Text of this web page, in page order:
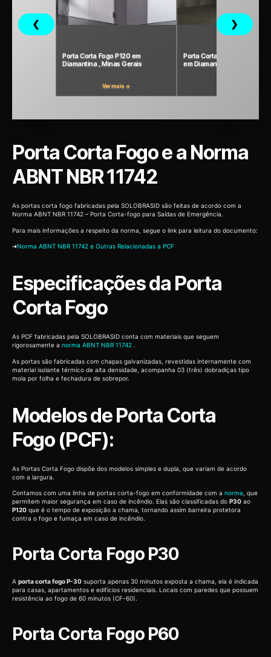
❮
Porta Corta Fogo P120 em
Diamantina , Minas Gerais
Ver mais →
Porta Corta Fogo P240
em Diamantina, Minas
❯
Porta Corta Fogo e a Norma
ABNT NBR 11742
As portas corta fogo fabricadas pela SOLOBRASID são feitas de acordo com a
Norma ABNT NBR 11742 – Porta Corta-fogo para Saídas de Emergência.
Para mais informações a respeito da norma, segue o link para leitura do documento:
➜Norma ABNT NBR 11742 e Outras Relacionadas a PCF
Especificações da Porta
Corta Fogo
As PCF fabricadas pela SOLOBRASID conta com materiais que seguem
rigorosamente a norma ABNT NBR 11742 .
As portas são fabricadas com chapas galvanizadas, revestidas internamente com
material isolante térmico de alta densidade, acompanha 03 (três) dobradiças tipo
mola por folha e fechadura de sobrepor.
Modelos de Porta Corta
Fogo (PCF):
As Portas Corta Fogo dispõe dos modelos simples e dupla, que variam de acordo
com a largura.
Contamos com uma linha de portas corta-fogo em conformidade com a norma , que
permitem maior segurança em caso de incêndio. Elas são classificadas do P30 ao
P120 que é o tempo de exposição a chama, tornando assim barreira protetora
contra o fogo e fumaça em caso de incêndio.
Porta Corta Fogo P30
A porta corta fogo P-30 suporta apenas 30 minutos exposta a chama, ela é indicada
para casas, apartamentos e edifícios residenciais. Locais com paredes que possuem
resistência ao fogo de 60 minutos (CF-60).
Porta Corta Fogo P60